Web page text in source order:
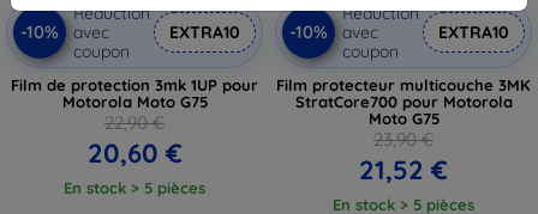
-10%
Réduction
avec
coupon
EXTRA10
Film de protection 3mk 1UP pour
Motorola Moto G75
22,90 €
20,60 €
En stock > 5 pièces
-10%
Réduction
avec
coupon
EXTRA10
Film protecteur multicouche 3MK
StratCore700 pour Motorola
Moto G75
23,90 €
21,52 €
En stock > 5 pièces